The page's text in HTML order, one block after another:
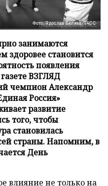
Фото: Ярослав Беляев/ТАСС
занимаются
здоровее становится
появления
ВЗГЛЯД
чемпион Александр
Россия»
развитие
того, чтобы
становилась
страны. Напомним, в
День
влияние не только на